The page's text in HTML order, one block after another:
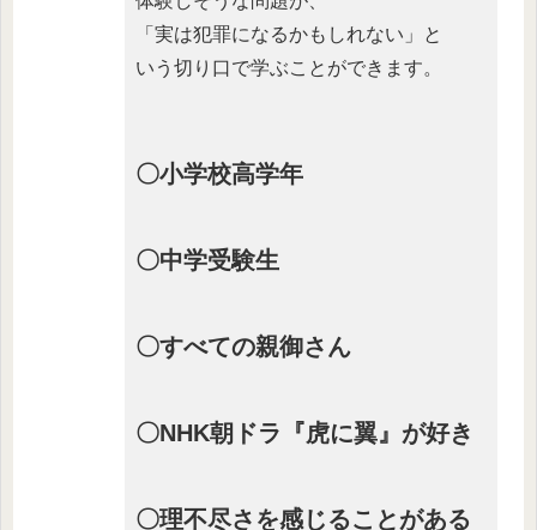
「実は犯罪になるかもしれない」と
いう切り口で学ぶことができます。
〇小学校高学年
〇中学受験生
〇すべての親御さん
〇NHK朝ドラ『虎に翼』が好き
〇理不尽さを感じることがある